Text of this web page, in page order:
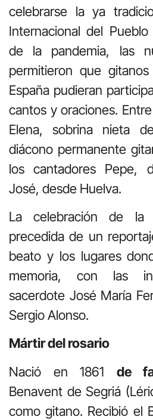
celebrarse la ya
Internacional del
de la pandemia, las
permitieron que
España pudieran
cantos y oraciones.
Elena, sobrina nieta
diácono permanente
los cantadores Pepe,
José, desde Huelva.
La celebración de la
precedida de un
beato y los lugares
memoria, con las
sacerdote José María
Sergio Alonso.
Mártir del rosario
Nació en 1861 de
Benavent de Segriá
como gitano. Recibió el